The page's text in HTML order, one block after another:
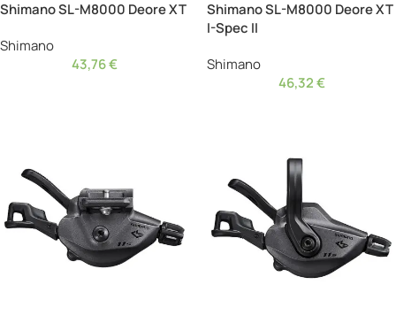
Shimano SL-M8000 Deore XT
Shimano
43,76€
Shimano SL-M8000 Deore XT
I-Spec II
Shimano
46,32€